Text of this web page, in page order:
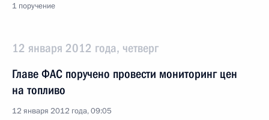
1 поручение
12 января 2012 года, четверг
Главе ФАС поручено провести мониторинг цен
на топливо
12 января 2012 года, 09:05